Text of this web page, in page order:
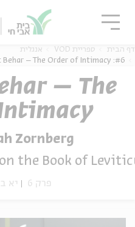
דף הבית ספריית VOD
אנגלית
#6: Parashat Behar – The Order of Intimacy
– The
Zornberg
the Book of
יא פרק 6
סגור